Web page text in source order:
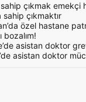
çıkmak emekçi
sahip çıkmaktır
özel hastane
bozalım!
asistan doktor
asistan doktor